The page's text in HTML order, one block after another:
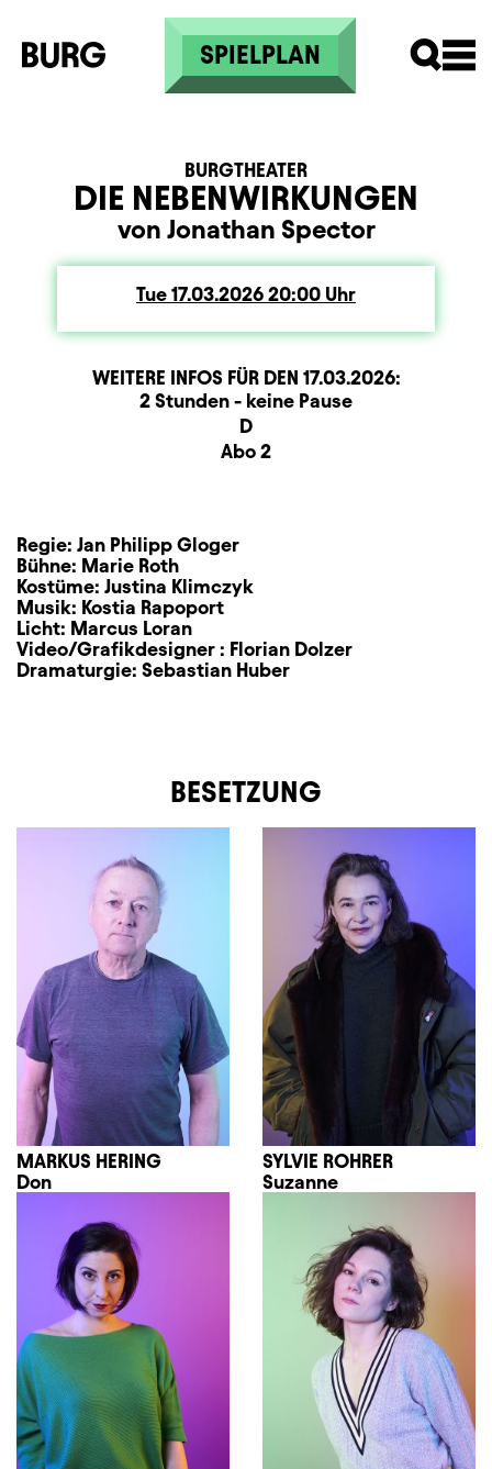
Skip to main content
SPIELPLAN
DIE NEBENWIRKUNGEN
BURGTHEATER
von Jonathan Spector
Tue Tuesday
17.03.2026 20:00Uhr
WEITERE INFOS FÜR DEN 17.03.2026:
BeschreibungInformation
Dauer und Pausen2 Stunden - keine Pause
D
Abo 2
Regie: Jan Philipp Gloger
Bühne: Marie Roth
Kostüme: Justina Klimczyk
Musik: Kostia Rapoport
Licht: Marcus Loran
Video/Grafikdesigner : Florian Dolzer
Dramaturgie: Sebastian Huber
BESETZUNG
MARKUS HERING
Don
SYLVIE ROHRER
Suzanne